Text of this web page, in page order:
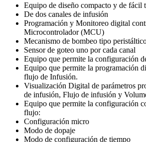
Equipo de diseño compacto y de fácil
De dos canales de infusión
Programación y Monitoreo digital
Microcontrolador (MCU)
Mecanismo de bombeo tipo
Sensor de goteo uno por cada canal
Equipo que permite la configuración
Equipo que permite la programación
flujo de Infusión.
Visualización Digital de parámetros
de infusión, Flujo de infusión y
Equipo que permite la configuración
flujo:
Configuración micro
Modo de dopaje
Modo de configuración de tiempo